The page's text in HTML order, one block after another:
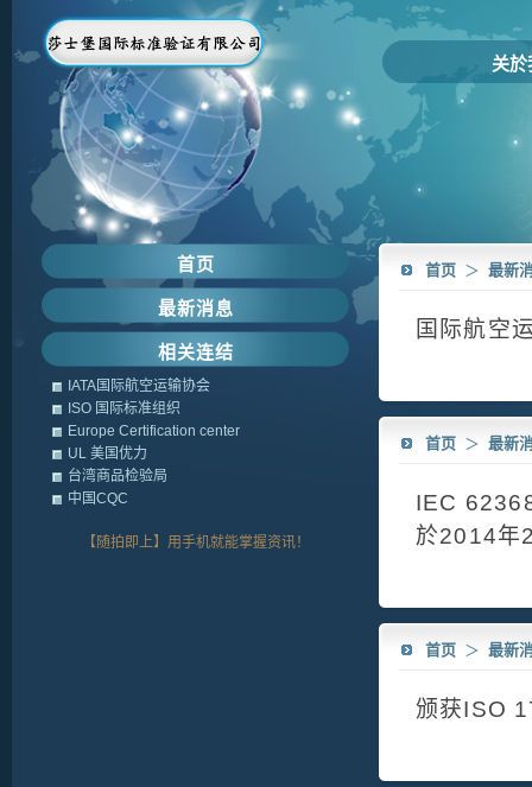
关於
首页 ＞ 最新
国际航空
首页 ＞ 最新
IEC
於2014年
首页 ＞ 最新
颁获ISO
首页
最新消息
相关连结
IATA国际航空运输协会
ISO 国际标准组织
Europe Certification center
UL 美国优力
台湾商品检验局
中国CQC
【随拍即上】用手机就能掌握资讯！